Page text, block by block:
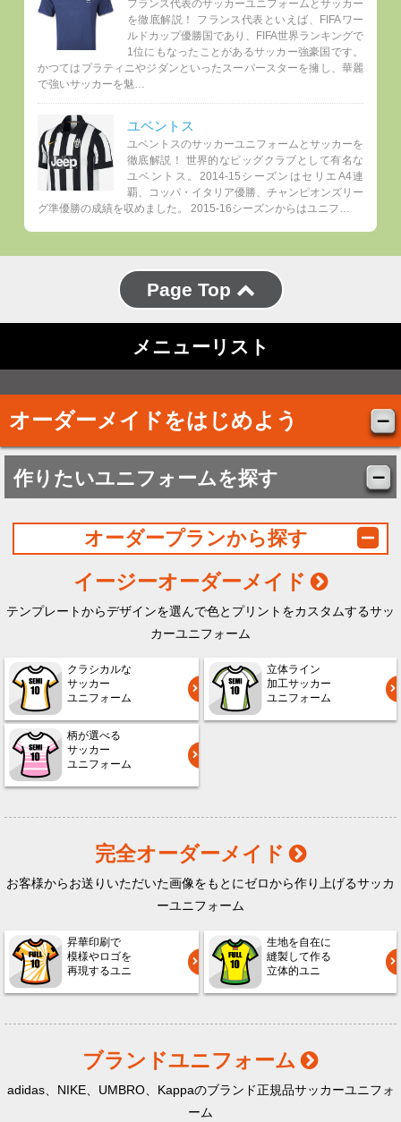
フランス代表のサッカーユニフォームとサッカー
を徹底解説！ フランス代表といえば、FIFAワー
ルドカップ優勝国であり、FIFA世界ランキングで
1位にもなったことがあるサッカー強豪国です。
かつてはプラティニやジダンといったスーパースターを擁し、華麗
で強いサッカーを魅…
ユベントス
ユベントスのサッカーユニフォームとサッカーを
徹底解説！ 世界的なビッグクラブとして有名な
ユベントス。2014-15シーズンはセリエA4連
覇、コッパ・イタリア優勝、チャンピオンズリー
グ準優勝の成績を収めました。 2015-16シーズンからはユニフ…
Page Top
メニューリスト
オーダーメイドをはじめよう
作りたいユニフォームを探す
オーダープランから探す
イージーオーダーメイド
テンプレートからデザインを選んで色とプリントをカスタムするサッ
カーユニフォーム
クラシカルな
サッカー
ユニフォーム
立体ライン
加工サッカー
ユニフォーム
柄が選べる
サッカー
ユニフォーム
完全オーダーメイド
お客様からお送りいただいた画像をもとにゼロから作り上げるサッカ
ーユニフォーム
昇華印刷で
模様やロゴを
再現するユニ
生地を自在に
縫製して作る
立体的ユニ
ブランドユニフォーム
adidas、NIKE、UMBRO、Kappaのブランド正規品サッカーユニフォ
ーム